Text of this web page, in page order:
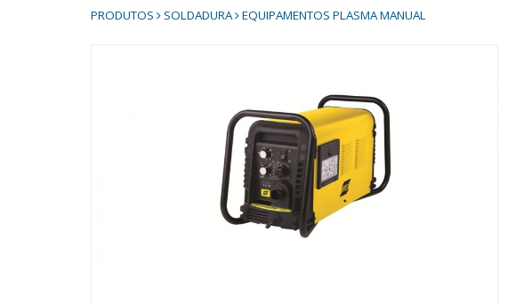
PRODUTOS SOLDADURA EQUIPAMENTOS PLASMA MANUAL